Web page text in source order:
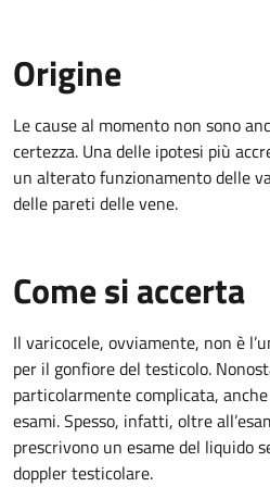
Origine
Le cause al momento non sono
certezza. Una delle ipotesi più
un alterato funzionamento delle
delle pareti delle vene.
Come si accerta
Il varicocele, ovviamente, non è
per il gonfiore del testicolo.
particolarmente complicata,
esami. Spesso, infatti, oltre
prescrivono un esame del liquido
doppler testicolare.